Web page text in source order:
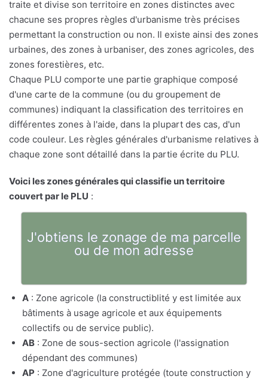
traite et divise son territoire en zones distinctes avec
chacune ses propres règles d'urbanisme très précises
permettant la construction ou non. Il existe ainsi des zones
urbaines, des zones à urbaniser, des zones agricoles, des
zones forestières, etc.
Chaque PLU comporte une partie graphique composé
d'une carte de la commune (ou du groupement de
communes) indiquant la classification des territoires en
différentes zones à l'aide, dans la plupart des cas, d'un
code couleur. Les règles générales d'urbanisme relatives à
chaque zone sont détaillé dans la partie écrite du PLU.
Voici les zones générales qui classifie un territoire
couvert par le PLU :
J'obtiens le zonage de ma parcelle
ou de mon adresse
A : Zone agricole (la constructiblité y est limitée aux
bâtiments à usage agricole et aux équipements
collectifs ou de service public).
AB : Zone de sous-section agricole (l'assignation
dépendant des communes)
AP : Zone d'agriculture protégée (toute construction y